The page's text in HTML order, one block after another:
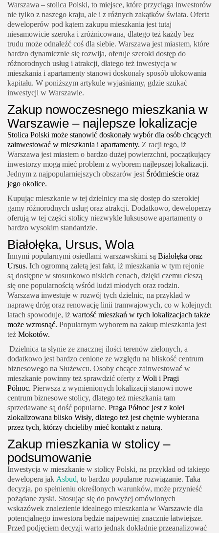
Warszawa – stolica Polski, to miejsce, które przyciąga inwestorów
nie tylko z naszego kraju, ale i z różnych zakątków świata. Oferta
deweloperów pod kątem zakupu mieszkania jest tutaj
niesamowicie szeroka i zróżnicowana, dlatego też każdy bez
trudu może odnaleźć coś dla siebie. Warszawa jest miastem, które
bardzo dynamicznie się rozwija, oferuje szeroki dostęp do
różnorodnych usług i atrakcji, dlatego też inwestycja w
mieszkania i apartamenty stanowi doskonały sposób ulokowania
kapitału. W poniższym artykule wyjaśniamy, gdzie szukać
inwestycji w Warszawie.
Zakup nowoczesnego mieszkania w
Warszawie – najlepsze lokalizacje
Stolica Polski może stanowić doskonały wybór dla osób chcących
zainwestować w mieszkania i apartamenty. Z racji tego, iż
Warszawa jest miastem o bardzo dużej powierzchni, początkujący
inwestorzy mogą mieć problem z wyborem najlepszej lokalizacji.
Jednym z najpopularniejszych obszarów jest Śródmieście oraz
jego okolice.
Kupując mieszkanie w tej dzielnicy ma się dostęp do szerokiej
gamy różnorodnych usług oraz atrakcji. Dodatkowo, deweloperzy
oferują w tej części stolicy niezwykle luksusowe apartamenty o
bardzo wysokim standardzie.
Białołęka, Ursus, Wola
Innymi popularnymi osiedlami warszawskimi są Białołęka oraz
Ursus. Ich ogromną zaletą jest fakt, iż mieszkania w tym rejonie
są dostępne w stosunkowo niskich cenach, dzięki czemu cieszą
się one popularnością wśród ludzi młodych oraz rodzin.
Warszawa inwestuje w rozwój tych dzielnic, na przykład w
naprawę dróg oraz renowację linii tramwajowych, co w kolejnych
latach spowoduje, iż wartość mieszkań w tych lokalizacjach także
może wzrosnąć. Popularnym wyborem na zakup mieszkania jest
też Mokotów.
Dzielnica ta słynie ze znacznej ilości terenów zielonych, a
dodatkowo jest bardzo cenione ze względu na bliskość centrum
biznesowego na Służewcu. Osoby chcące zainwestować w
mieszkanie powinny też sprawdzić oferty z Woli i Pragi
Północ. Pierwsza z wymienionych lokalizacji stanowi nowe
centrum biznesowe stolicy, dlatego też mieszkania tam
sprzedawane są dość popularne. Praga Północ jest z kolei
zlokalizowana blisko Wisły, dlatego też jest chętnie wybierana
przez tych, którzy chcieliby mieć kontakt z naturą.
Zakup mieszkania w stolicy –
podsumowanie
Inwestycja w mieszkanie w stolicy Polski, na przykład od takiego
dewelopera jak Asbud, to bardzo popularne rozwiązanie. Taka
decyzja, po spełnieniu określonych warunków, może przynieść
pożądane zyski. Stosując się do powyżej omówionych
wskazówek znalezienie idealnego mieszkania w Warszawie dla
potencjalnego inwestora będzie najpewniej znacznie łatwiejsze.
Przed podjęciem decyzji warto jednak dokładnie przeanalizować